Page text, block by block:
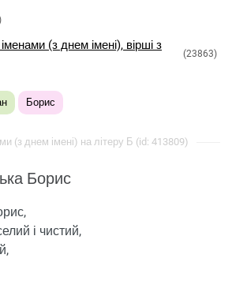
(з днем ​​імені), вірші з
(23863)
Борис
(з днем ​​імені) на літеру Б (id: 413809)
Борис
і чистий,